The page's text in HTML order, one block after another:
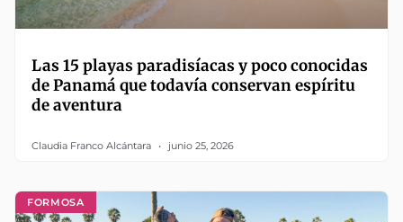
Las 15 playas paradisíacas y poco conocidas
de Panamá que todavía conservan espíritu
de aventura
Claudia Franco Alcántara junio 25, 2026
FORMOSA